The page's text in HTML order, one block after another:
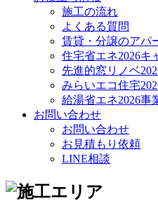
施工の流れ
よくある質問
賃貸・分譲のアパ
住宅省エネ2026キ
先進的窓リノベ
みらいエコ住宅
給湯省エネ2026事
お問い合わせ
お問い合わせ
お見積もり依頼
LINE相談